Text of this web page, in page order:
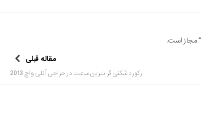
" مجاز است.
مقاله قبلی
رکورد شکنی گرانترین ساعت در حراجی آنلی واچ 2013